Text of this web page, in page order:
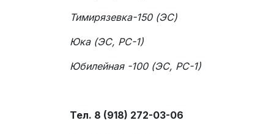
Тимирязевка-150 (ЭС)
Юка (ЭС, РС-1)
Юбилейная -100 (ЭС, РС-1)
Тел. 8 (918) 272-03-06